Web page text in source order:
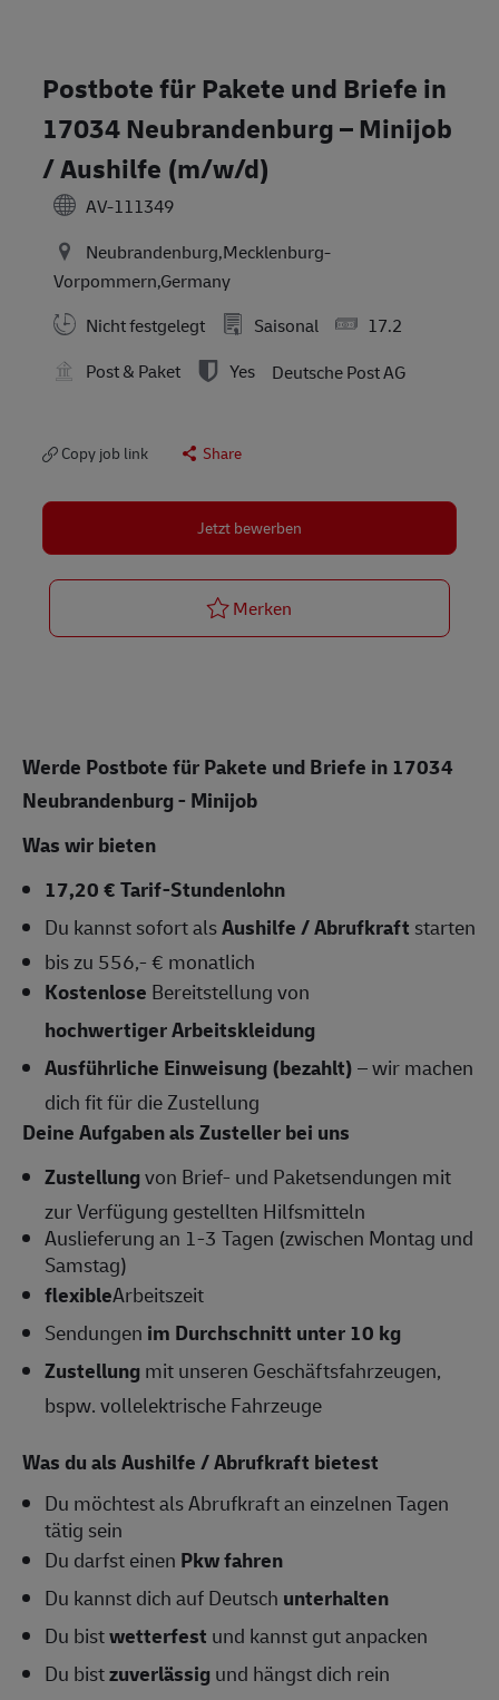
Postbote für Pakete und Briefe in
17034 Neubrandenburg – Minijob
/ Aushilfe (m/w/d)
AV-111349
Neubrandenburg,Mecklenburg-
Vorpommern,Germany
Nicht festgelegt
Saisonal
17.2
Post & Paket
Yes Deutsche Post AG
Copy job link Share
Jetzt bewerben
Merken
Werde Postbote für Pakete und Briefe in 17034
Neubrandenburg - Minijob
Was wir bieten
17,20 € Tarif-Stundenlohn
Du kannst sofort alsAushilfe / Abrufkraft starten
bis zu 556,- € monatlich
Kostenlose Bereitstellung von
hochwertiger Arbeitskleidung
Ausführliche Einweisung (bezahlt)– wir machen
dich fit für die Zustellung
Deine Aufgaben als Zusteller bei uns
Zustellungvon Brief- und Paketsendungen mit
zur Verfügung gestellten Hilfsmitteln
Auslieferung an 1-3 Tagen (zwischen Montag und
Samstag)
flexibleArbeitszeit
Sendungen im Durchschnitt unter 10 kg
Zustellungmit unseren Geschäftsfahrzeugen,
bspw. vollelektrische Fahrzeuge
Was du als Aushilfe / Abrufkraft bietest
Du möchtest als Abrufkraft an einzelnen Tagen
tätig sein
Du darfst einen Pkw fahren
Du kannst dich auf Deutsch unterhalten
Du bistwetterfest und kannst gut anpacken
Du bistzuverlässigund hängst dich rein